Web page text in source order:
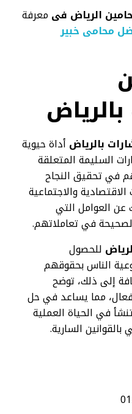
الرياض فى معرفة
محامى خبير
بالرياضأداة حيوية
السليمة المتعلقة
في تحقيق النجاح
والاجتماعية
عن العوامل التي
في تعاملاتهم.
للحصول
الناس بحقوقهم
إلى ذلك، توضح
مما يساعد في حل
في الحياة العملية
السارية.